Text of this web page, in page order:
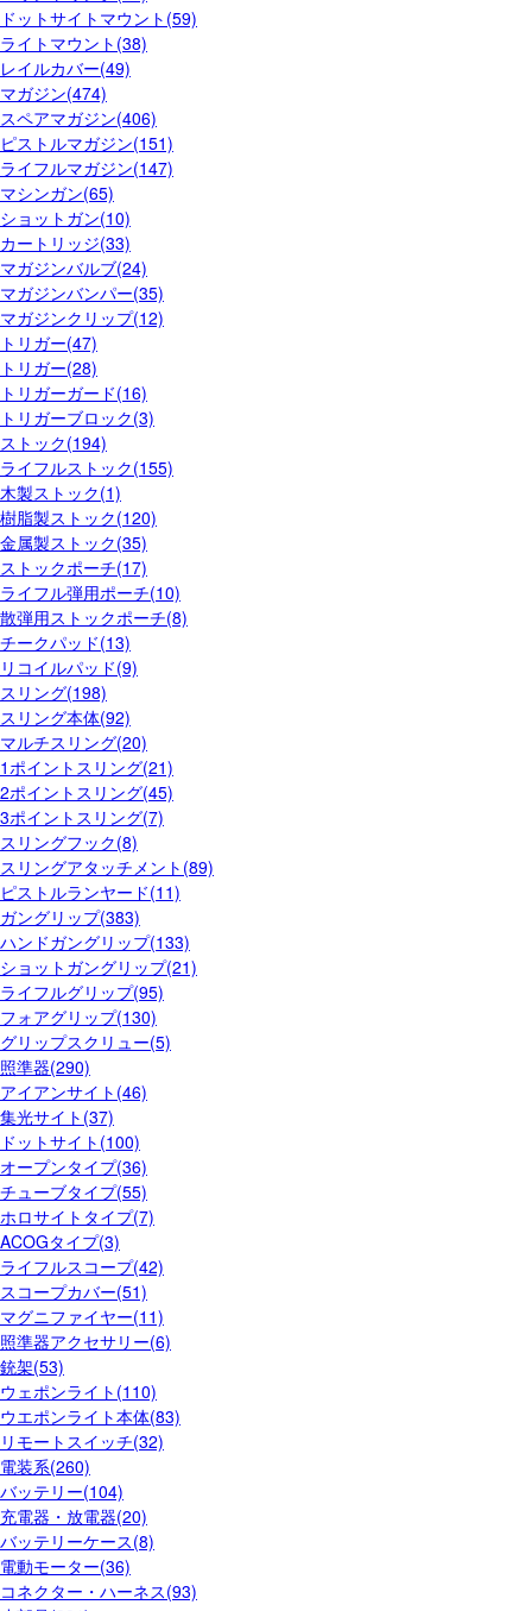
ドットサイトマウント(59)
ライトマウント(38)
レイルカバー(49)
マガジン(474)
スペアマガジン(406)
ピストルマガジン(151)
ライフルマガジン(147)
マシンガン(65)
ショットガン(10)
カートリッジ(33)
マガジンバルブ(24)
マガジンバンパー(35)
マガジンクリップ(12)
トリガー(47)
トリガー(28)
トリガーガード(16)
トリガーブロック(3)
ストック(194)
ライフルストック(155)
木製ストック(1)
樹脂製ストック(120)
金属製ストック(35)
ストックポーチ(17)
ライフル弾用ポーチ(10)
散弾用ストックポーチ(8)
チークパッド(13)
リコイルパッド(9)
スリング(198)
スリング本体(92)
マルチスリング(20)
1ポイントスリング(21)
2ポイントスリング(45)
3ポイントスリング(7)
スリングフック(8)
スリングアタッチメント(89)
ピストルランヤード(11)
ガングリップ(383)
ハンドガングリップ(133)
ショットガングリップ(21)
ライフルグリップ(95)
フォアグリップ(130)
グリップスクリュー(5)
照準器(290)
アイアンサイト(46)
集光サイト(37)
ドットサイト(100)
オープンタイプ(36)
チューブタイプ(55)
ホロサイトタイプ(7)
ACOGタイプ(3)
ライフルスコープ(42)
スコープカバー(51)
マグニファイヤー(11)
照準器アクセサリー(6)
銃架(53)
ウェポンライト(110)
ウエポンライト本体(83)
リモートスイッチ(32)
電装系(260)
バッテリー(104)
充電器・放電器(20)
バッテリーケース(8)
電動モーター(36)
コネクター・ハーネス(93)